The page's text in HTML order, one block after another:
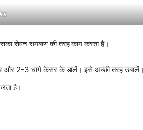
सेवन रामबाण की तरह काम करता है।
और 2-3 धागे केसर के डालें। इसे अच्छी तरह उबालें।
है।